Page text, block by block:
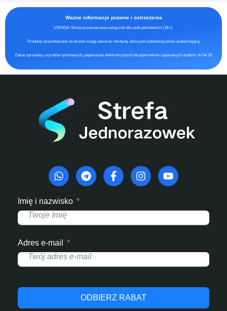
Ważne informacje prawne i ostrzeżenia
UWAGA: Strona przeznaczona wyłącznie dla osób pełnoletnich (18+).
Produkty prezentowane na stronie mogą zawierać nikotynę, która jest substancją silnie uzależniającą.
Zakaz sprzedaży wyrobów tytoniowych, papierosów elektronicznych lub pojemników zapasowych osobom do lat 18.
Imię i nazwisko
Adres e-mail
ODBIERZ RABAT